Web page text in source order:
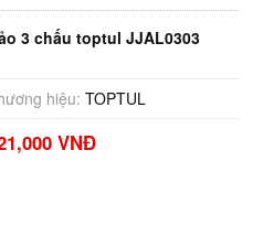
3 chấu toptul JJAL0303
hiệu: TOPTUL
VNĐ